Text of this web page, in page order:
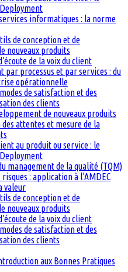
informatiques : la norme
de conception et de
nouveaux produits
de la voix du client
par processus et par services : du
opérationnelle
de satisfaction et des
des clients
de nouveaux produits
attentes et mesure de la
au produit ou service : le
management de la qualité (TQM)
: application à l’AMDEC
valeur
de conception et de
nouveaux produits
de la voix du client
de satisfaction et des
des clients
aux Bonnes Pratiques